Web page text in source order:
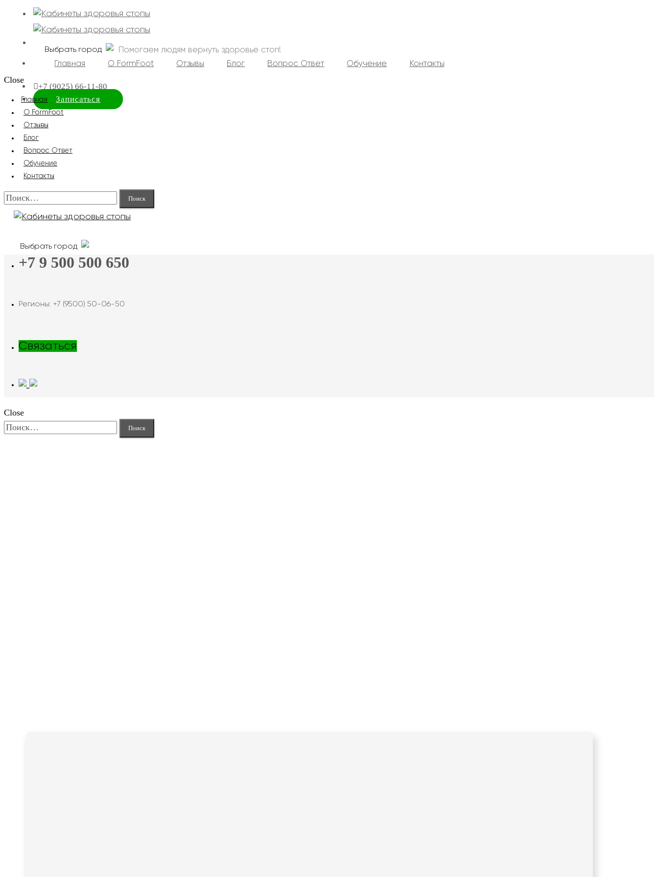
Выбрать город
Помогаем людям вернуть здоровье стоп!
Главная
О FormFoot Отзывы Блог Вопрос Ответ Обучение Контакты
+7 (9025) 66-11-80
Записаться
Close
Главная
О FormFoot
Отзывы
Блог
Вопрос Ответ
Обучение
Контакты
Найти:
Выбрать город
+7 9 500 500 650
Регионы: +7 (9500) 50-06-50
Связаться
Close
Найти: